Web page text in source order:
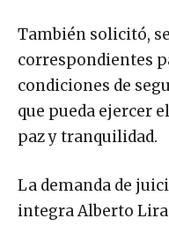
También solicitó,
correspondientes
condiciones de
que pueda ejercer
paz y tranquilidad.
La demanda de
integra Alberto